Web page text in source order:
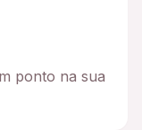
ponto na sua